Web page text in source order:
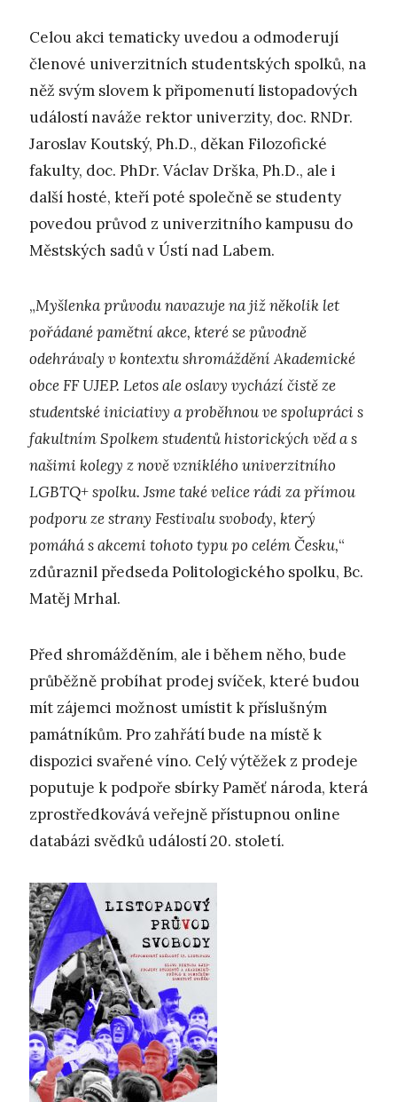
Celou akci tematicky uvedou a odmoderují
členové univerzitních studentských spolků, na
něž svým slovem k připomenutí listopadových
událostí naváže rektor univerzity, doc. RNDr.
Jaroslav Koutský, Ph.D., děkan Filozofické
fakulty, doc. PhDr. Václav Drška, Ph.D., ale i
další hosté, kteří poté společně se studenty
povedou průvod z univerzitního kampusu do
Městských sadů v Ústí nad Labem.
„Myšlenka průvodu navazuje na již několik let
pořádané pamětní akce, které se původně
odehrávaly v kontextu shromáždění Akademické
obce FF UJEP. Letos ale oslavy vychází čistě ze
studentské iniciativy a proběhnou ve spolupráci s
fakultním Spolkem studentů historických věd a s
našimi kolegy z nově vzniklého univerzitního
LGBTQ+ spolku. Jsme také velice rádi za přímou
podporu ze strany Festivalu svobody, který
pomáhá s akcemi tohoto typu po celém Česku,“
zdůraznil předseda Politologického spolku, Bc.
Matěj Mrhal.
Před shromážděním, ale i během něho, bude
průběžně probíhat prodej svíček, které budou
mít zájemci možnost umístit k příslušným
památníkům. Pro zahřátí bude na místě k
dispozici svařené víno. Celý výtěžek z prodeje
poputuje k podpoře sbírky Paměť národa, která
zprostředkovává veřejně přístupnou online
databázi svědků událostí 20. století.